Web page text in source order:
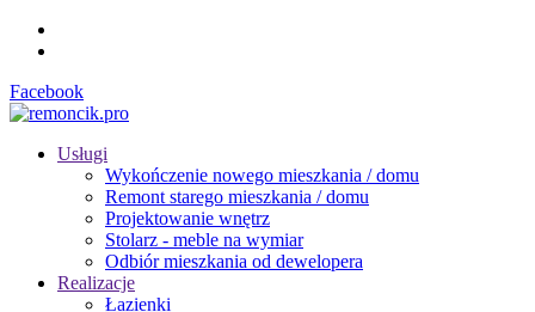
Facebook
Usługi
Wykończenie nowego mieszkania / domu
Remont starego mieszkania / domu
Projektowanie wnętrz
Stolarz - meble na wymiar
Odbiór mieszkania od dewelopera
Realizacje
Łazienki